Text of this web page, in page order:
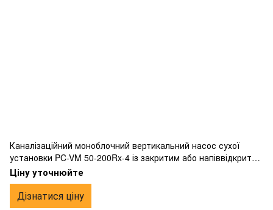
Каналізаційний моноблочний вертикальний насос сухої
установки PC-VM 50-200Rx-4 із закритим або напіввідкритим
робочим колесом вихрового типу, фланцевим
підключенням, виготовлений з чавуну.
Ціну уточнюйте
Дізнатися ціну